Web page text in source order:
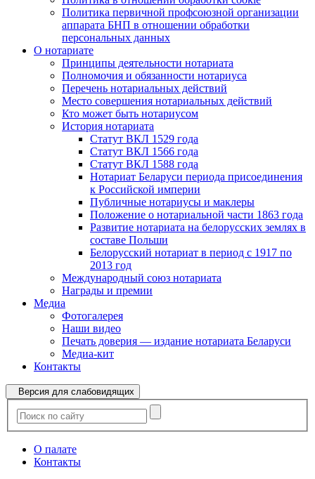
Политика первичной профсоюзной организации
аппарата БНП в отношении обработки
персональных данных
О нотариате
Принципы деятельности нотариата
Полномочия и обязанности нотариуса
Перечень нотариальных действий
Место совершения нотариальных действий
Кто может быть нотариусом
История нотариата
Статут ВКЛ 1529 года
Статут ВКЛ 1566 года
Статут ВКЛ 1588 года
Нотариат Беларуси периода присоединения
к Российской империи
Публичные нотариусы и маклеры
Положение о нотариальной части 1863 года
Развитие нотариата на белорусских землях в
составе Польши
Белорусский нотариат в период с 1917 по
2013 год
Международный союз нотариата
Награды и премии
Медиа
Фотогалерея
Наши видео
Печать доверия — издание нотариата Беларуси
Медиа-кит
Контакты
Версия для слабовидящих
О палате
Контакты